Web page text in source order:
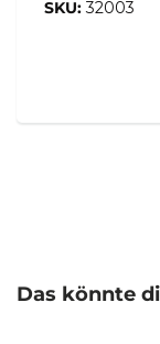
SKU:32003
Das könnte